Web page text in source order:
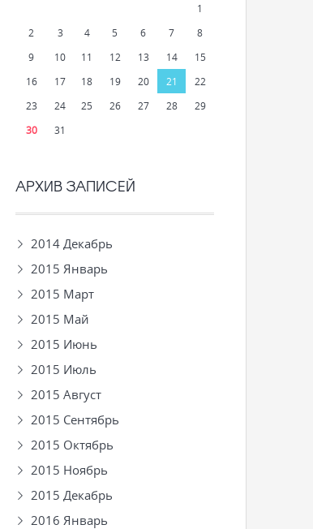
1
2
3 4 5 6 7
8
9
10 11 12 13 14
15
16
17 18 19 20 21
22
23
24 25 26 27 28
29
30
31
АРХИВ ЗАПИСЕЙ
2014 Декабрь
2015 Январь
2015 Март
2015 Май
2015 Июнь
2015 Июль
2015 Август
2015 Сентябрь
2015 Октябрь
2015 Ноябрь
2015 Декабрь
2016 Январь